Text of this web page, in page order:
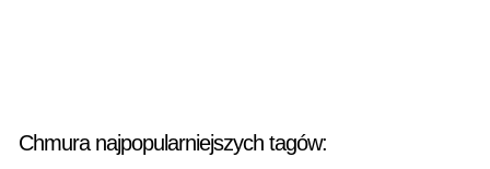
Chmura najpopularniejszych tagów: